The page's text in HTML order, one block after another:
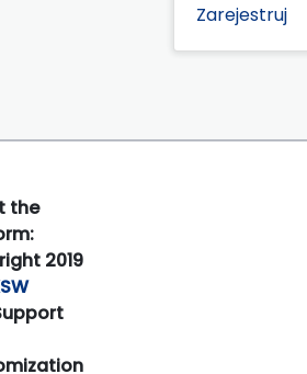
Zarejestruj
the
2019